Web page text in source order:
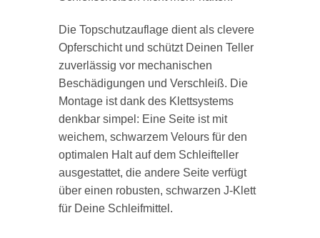
Die Topschutzauflage dient als clevere
Opferschicht und schützt Deinen Teller
zuverlässig vor mechanischen
Beschädigungen und Verschleiß. Die
Montage ist dank des Klettsystems
denkbar simpel: Eine Seite ist mit
weichem, schwarzem Velours für den
optimalen Halt auf dem Schleifteller
ausgestattet, die andere Seite verfügt
über einen robusten, schwarzen J-Klett
für Deine Schleifmittel.